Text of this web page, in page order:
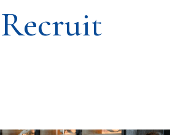
Recruit